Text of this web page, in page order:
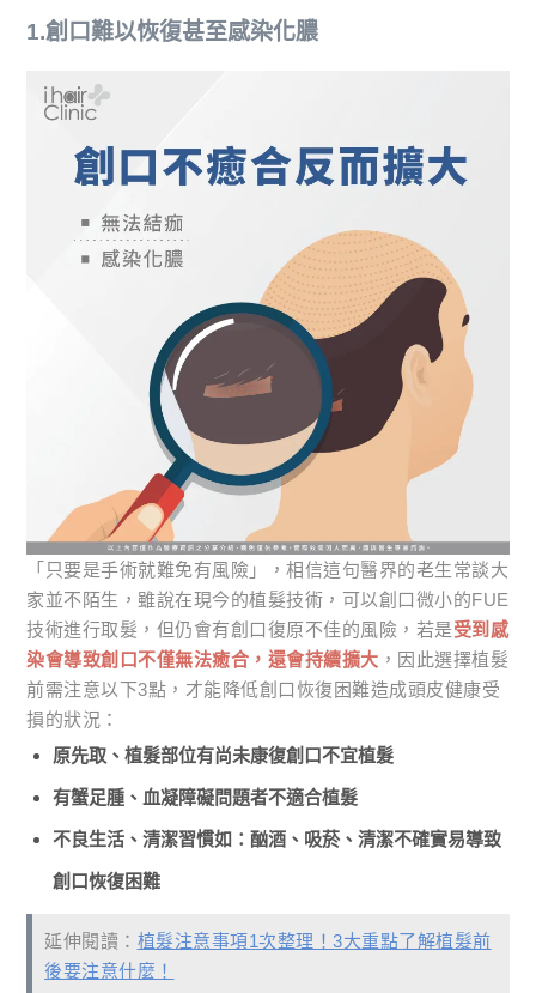
1.創口難以恢復甚至感染化膿
「只要是手術就難免有風險」，相信這句醫界的老生常談大
家並不陌生，雖說在現今的植髮技術，可以創口微小的FUE
技術進行取髮，但仍會有創口復原不佳的風險，若是受到感
染會導致創口不僅無法癒合，還會持續擴大 ，因此選擇植髮
前需注意以下3點，才能降低創口恢復困難造成頭皮健康受
損的狀況：
原先取、植髮部位有尚未康復創口不宜植髮
有蟹足腫、血凝障礙問題者不適合植髮
不良生活、清潔習慣如：酗酒、吸菸、清潔不確實易導致
創口恢復困難
延伸閱讀： 植髮注意事項1次整理！3大重點了解植髮前
後要注意什麼！